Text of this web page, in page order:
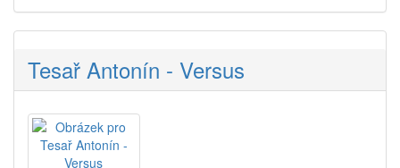
Tesař Antonín - Versus